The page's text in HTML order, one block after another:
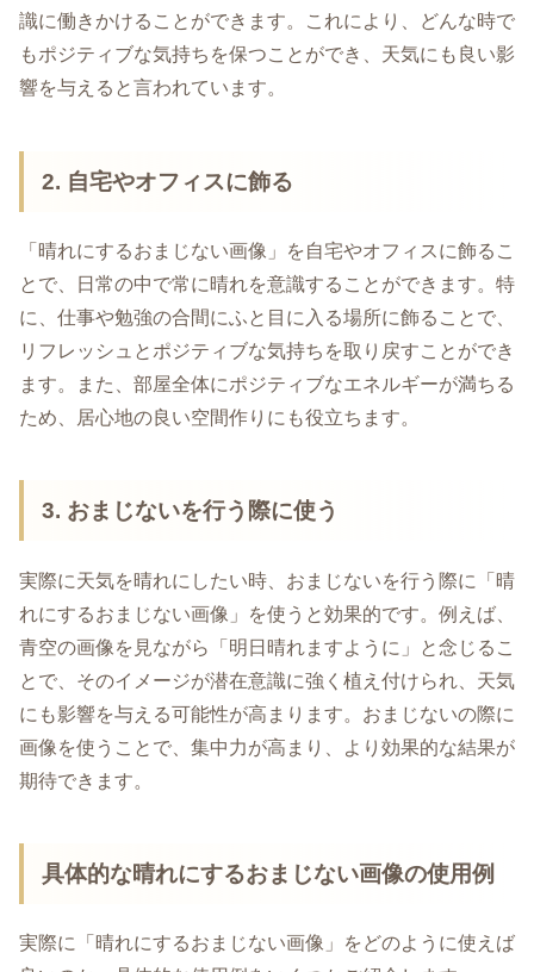
識に働きかけることができます。これにより、どんな時で
もポジティブな気持ちを保つことができ、天気にも良い影
響を与えると言われています。
2. 自宅やオフィスに飾る
「晴れにするおまじない画像」を自宅やオフィスに飾るこ
とで、日常の中で常に晴れを意識することができます。特
に、仕事や勉強の合間にふと目に入る場所に飾ることで、
リフレッシュとポジティブな気持ちを取り戻すことができ
ます。また、部屋全体にポジティブなエネルギーが満ちる
ため、居心地の良い空間作りにも役立ちます。
3. おまじないを行う際に使う
実際に天気を晴れにしたい時、おまじないを行う際に「晴
れにするおまじない画像」を使うと効果的です。例えば、
青空の画像を見ながら「明日晴れますように」と念じるこ
とで、そのイメージが潜在意識に強く植え付けられ、天気
にも影響を与える可能性が高まります。おまじないの際に
画像を使うことで、集中力が高まり、より効果的な結果が
期待できます。
具体的な晴れにするおまじない画像の使用例
実際に「晴れにするおまじない画像」をどのように使えば